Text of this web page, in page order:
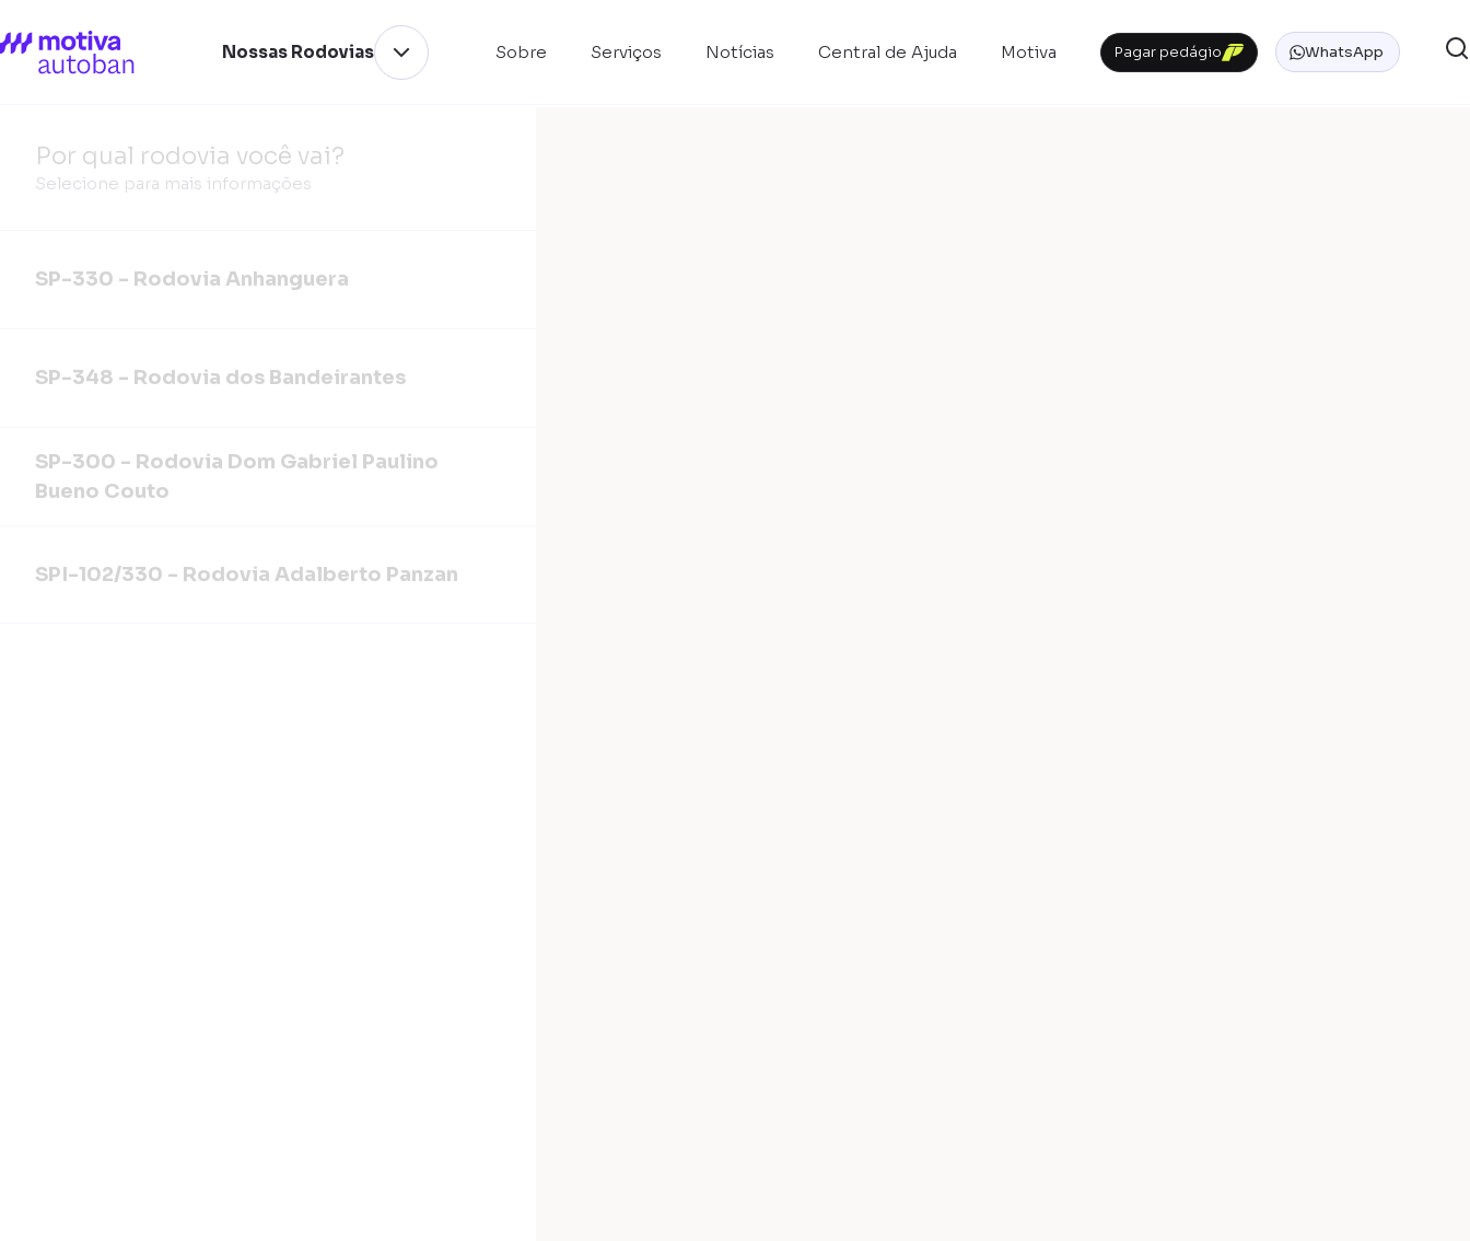
Nossas Rodovias Sobre Serviços Notícias Central de Ajuda Motiva Pagar pedágio WhatsApp
Por qual rodovia você vai?
Selecione para mais informações
SP-330 - Rodovia Anhanguera
SP-348 - Rodovia dos Bandeirantes
SP-300 - Rodovia Dom Gabriel Paulino
Bueno Couto
SPI-102/330 - Rodovia Adalberto Panzan